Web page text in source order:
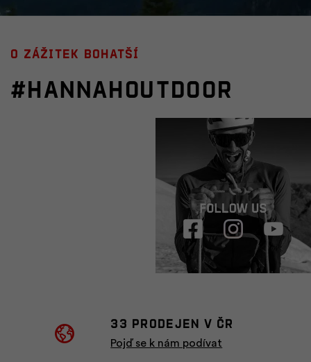
O zážitek bohatší
#Hannahoutdoor
33 prodejen v ČR
Pojď se k nám podívat